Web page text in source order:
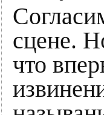
сцене.
что